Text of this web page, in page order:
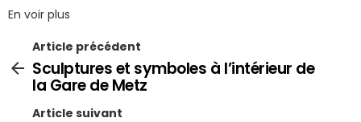
En voir plus
Article précédent
Sculptures et symboles à l’intérieur de
la Gare de Metz
Article suivant